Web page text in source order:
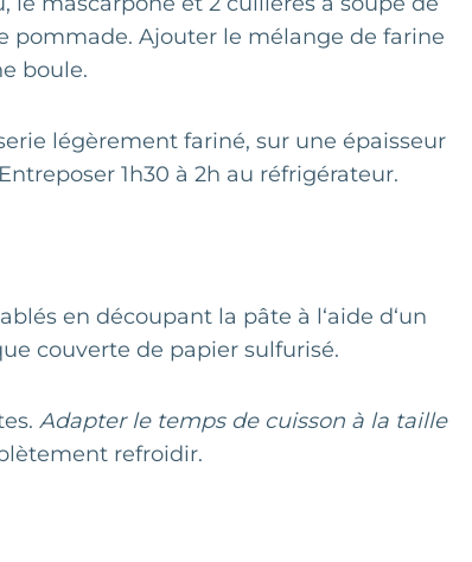
pommade. Ajouter le mélange de farine
boule.
légèrement fariné, sur une épaisseur
1h30 à 2h au réfrigérateur.
en découpant la pâte à l‘aide d‘un
couverte de papier sulfurisé.
Adapter le temps de cuisson à la taille
refroidir.